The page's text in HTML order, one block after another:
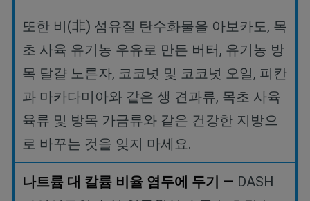
또한 비(非) 섬유질 탄수화물을 아보카도, 목
초 사육 유기농 우유로 만든 버터, 유기농 방
목 달걀 노른자, 코코넛 및 코코넛 오일, 피칸
과 마카다미아와 같은 생 견과류, 목초 사육
육류 및 방목 가금류와 같은 건강한 지방으
로 바꾸는 것을 잊지 마세요.
나트륨 대 칼륨 비율 염두에 두기 — DASH